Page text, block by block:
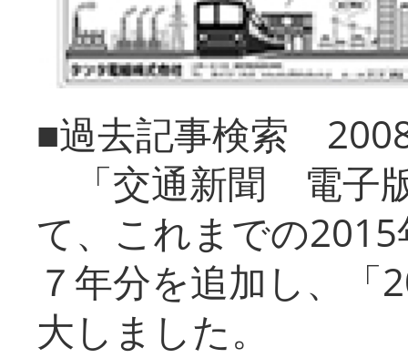
■過去記事検索
「交通新聞 電子
て、これまでの
７年分を追加し、「
大しまし